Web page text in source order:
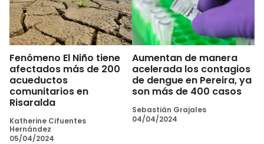
Fenómeno El Niño tiene
afectados más de 200
acueductos
comunitarios en
Risaralda
Katherine Cifuentes
Hernández
05/04/2024
Aumentan de manera
acelerada los contagios
de dengue en Pereira, ya
son más de 400 casos
Sebastián Grajales
04/04/2024